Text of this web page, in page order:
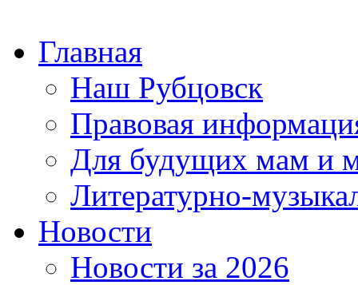
Главная
Наш Рубцовск
Правовая
Для будущих мам и
Литературно-
Новости
Новости за 2026